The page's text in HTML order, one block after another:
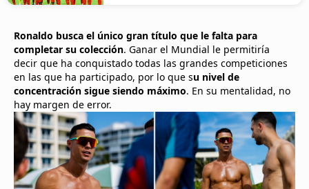
Ronaldo busca el único gran título que le falta para
completar su colección. Ganar el Mundial le permitiría
decir que ha conquistado todas las grandes competiciones
en las que ha participado, por lo que su nivel de
concentración sigue siendo máximo. En su mentalidad, no
hay margen de error.